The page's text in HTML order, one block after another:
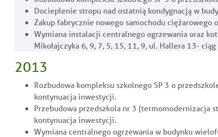
Docieplenie stropu nad ostatnią kondygnacją w
Zakup fabrycznie nowego samochodu ciężarowego
Wymiana instalacji centralnego ogrzewania oraz
Mikołajczyka 6, 9, 7, 5, 15, 11, 9, ul. Hallera 13- ciąg
2013
Rozbudowa kompleksu szkolnego SP 3 o
kontynuacja inwestycji.
Przebudowa przedszkola nr 3 (termomodernizacja
kontynuacja inwestycji.
Wymiana centralnego ogrzewania w budynku